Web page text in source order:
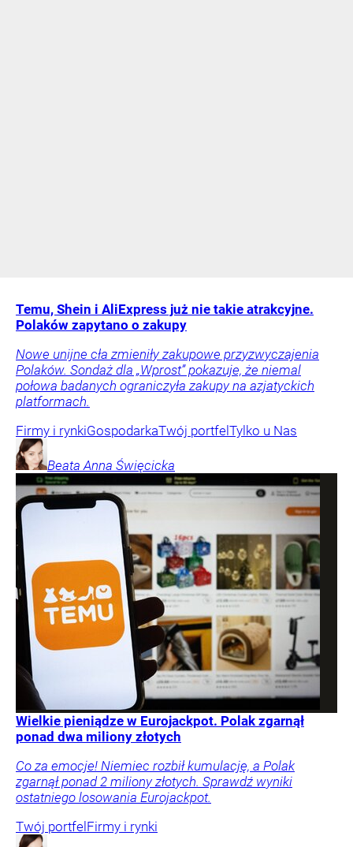
Temu, Shein i AliExpress już nie takie atrakcyjne.
Polaków zapytano o zakupy
Nowe unijne cła zmieniły zakupowe przyzwyczajenia
Polaków. Sondaż dla „Wprost” pokazuje, że niemal
połowa badanych ograniczyła zakupy na azjatyckich
platformach.
Firmy i rynkiGospodarkaTwój portfel Tylko u Nas
Beata Anna Święcicka
Wielkie pieniądze w Eurojackpot. Polak zgarnął
ponad dwa miliony złotych
Co za emocje! Niemiec rozbił kumulację, a Polak
zgarnął ponad 2 miliony złotych. Sprawdź wyniki
ostatniego losowania Eurojackpot.
Twój portfel Firmy i rynki